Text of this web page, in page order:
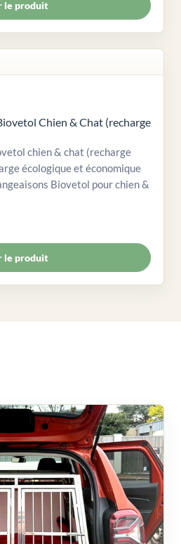
le produit
Chien & Chat (recharge
chien & chat (recharge
écologique et économique
Biovetol pour chien &
le produit